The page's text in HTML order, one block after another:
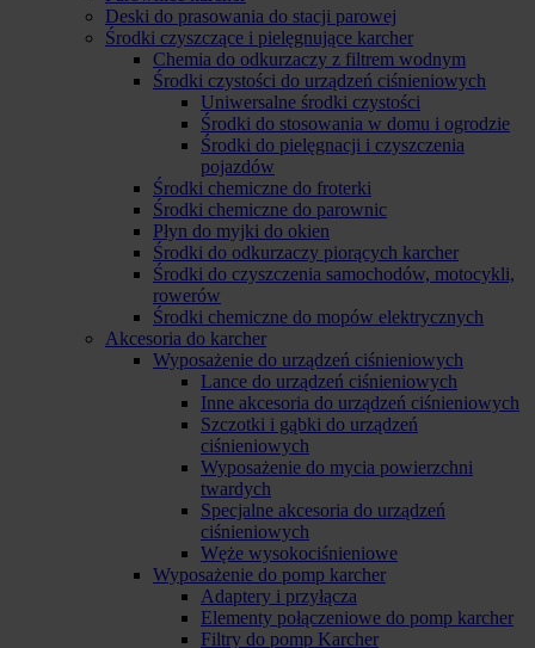
Deski do prasowania do stacji parowej
Środki czyszczące i pielęgnujące karcher
Chemia do odkurzaczy z filtrem wodnym
Środki czystości do urządzeń ciśnieniowych
Uniwersalne środki czystości
Środki do stosowania w domu i ogrodzie
Środki do pielęgnacji i czyszczenia
pojazdów
Środki chemiczne do froterki
Środki chemiczne do parownic
Płyn do myjki do okien
Środki do odkurzaczy piorących karcher
Środki do czyszczenia samochodów, motocykli,
rowerów
Środki chemiczne do mopów elektrycznych
Akcesoria do karcher
Wyposażenie do urządzeń ciśnieniowych
Lance do urządzeń ciśnieniowych
Inne akcesoria do urządzeń ciśnieniowych
Szczotki i gąbki do urządzeń
ciśnieniowych
Wyposażenie do mycia powierzchni
twardych
Specjalne akcesoria do urządzeń
ciśnieniowych
Węże wysokociśnieniowe
Wyposażenie do pomp karcher
Adaptery i przyłącza
Elementy połączeniowe do pomp karcher
Filtry do pomp Karcher